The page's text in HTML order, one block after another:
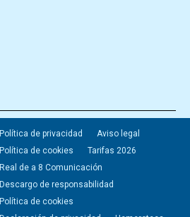
Política de privacidad
Aviso legal
Política de cookies
Tarifas 2026
Real de a 8 Comunicación
Descargo de responsabilidad
Política de cookies